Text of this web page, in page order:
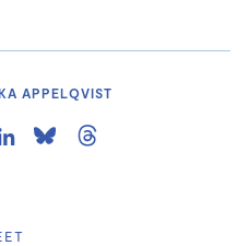
APPELQVIST